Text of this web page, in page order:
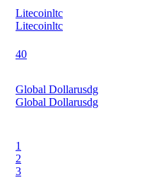
Litecoinltc
Litecoinltc
40
Global Dollarusdg
Global Dollarusdg
1
2
3